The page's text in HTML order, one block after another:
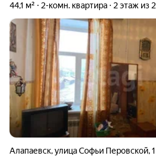
44,1 м² 2-комн. квартира 2 этаж из 2
Алапаевск,улица Софьи Перовской,1